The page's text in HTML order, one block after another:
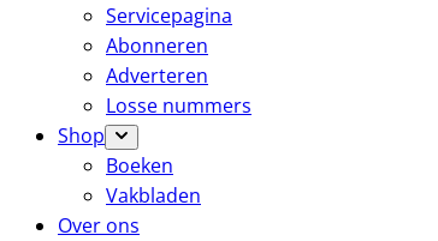
Servicepagina
Abonneren
Adverteren
Losse nummers
Shop
Boeken
Vakbladen
Over ons